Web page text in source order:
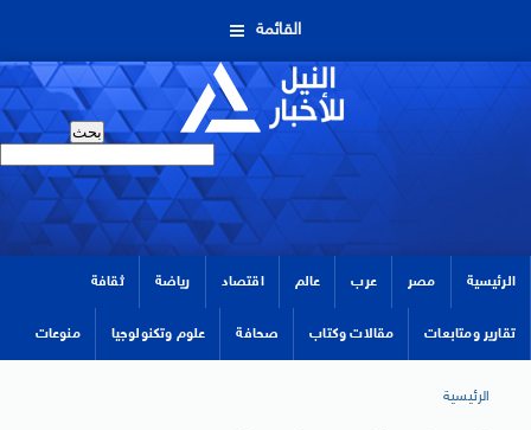
القائمة
الرئيسية مصر عرب عالم اقتصاد رياضة ثقافة
تقارير ومتابعات مقالات وكتاب صحافة علوم وتكنولوجيا منوعات
الرئيسية